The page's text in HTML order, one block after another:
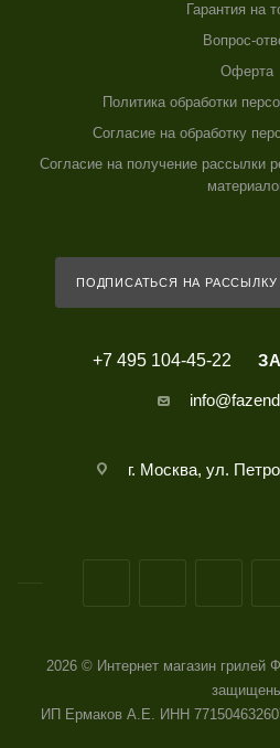
Гарантия на
Вопрос-
Оферта
Политика обработки
Согласие на обработку
Согласие на получение рассылки
ПОДПИСАТЬСЯ НА РАССЫЛКУ
+7 495 104-45-22
г. Москва, ул.
2026 © Интернет магазин грилей
ИП Ермаков А.Е. ИНН